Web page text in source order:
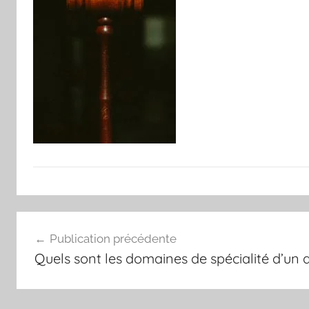
de
l’article
Publication précédente
Quels sont les domaines de spécialité d’un